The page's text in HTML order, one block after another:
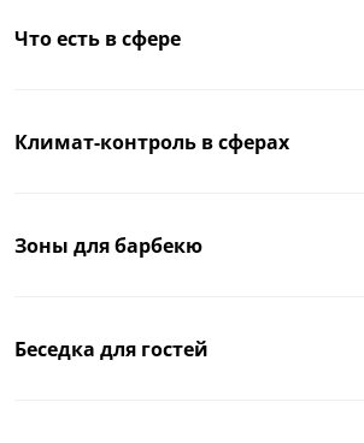
Что есть в сфере
Климат-контроль в сферах
Зоны для барбекю
Беседка для гостей